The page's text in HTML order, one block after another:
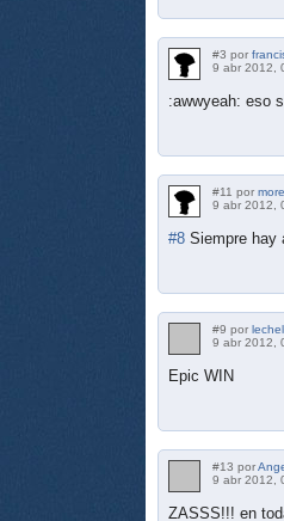
#3 por
9 abr 2012,
:awwyeah: eso
#11 por
9 abr 2012,
#8 Siempre hay
#9 por
9 abr 2012,
Epic WIN
#13 por
9 abr 2012,
ZASSS!!! en